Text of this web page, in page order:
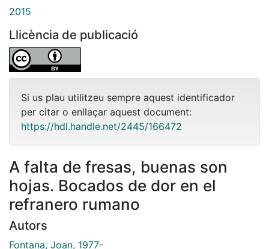
2015
Llicència de publicació
Si us plau utilitzeu sempre aquest identificador
per citar o enllaçar aquest document:
https://hdl.handle.net/2445/166472
A falta de fresas, buenas son
hojas. Bocados de dor en el
refranero rumano
Autors
Fontana, Joan, 1977-